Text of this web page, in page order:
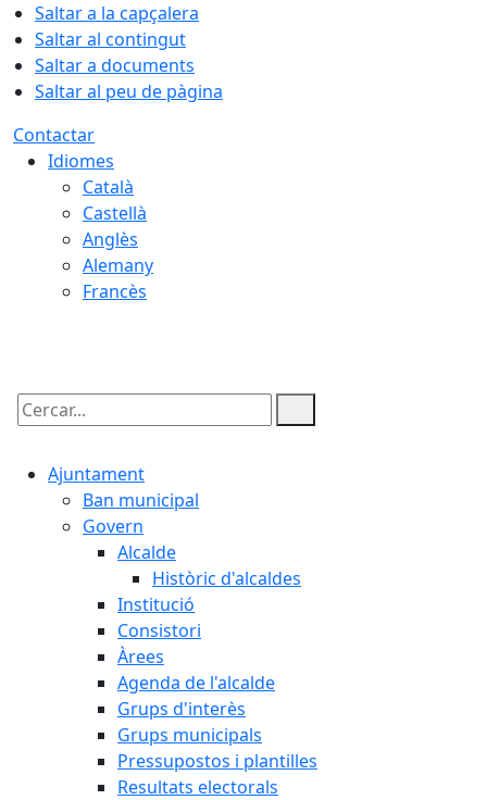
Saltar a la capçalera
Saltar al contingut
Saltar a documents
Saltar al peu de pàgina
Contactar
Idiomes
Català
Castellà
Anglès
Alemany
Francès
Cercar:
Ajuntament
Ban municipal
Govern
Alcalde
Històric d'alcaldes
Institució
Consistori
Àrees
Agenda de l'alcalde
Grups d'interès
Grups municipals
Pressupostos i plantilles
Resultats electorals